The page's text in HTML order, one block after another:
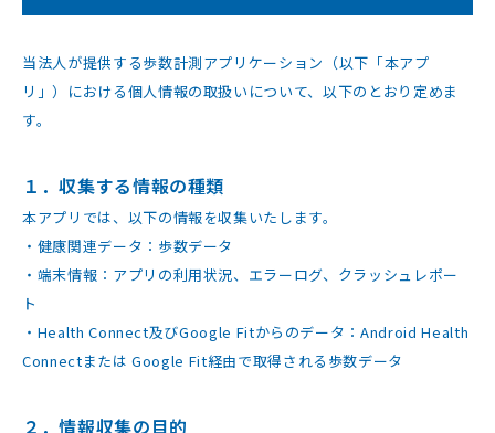
当法人が提供する歩数計測アプリケーション（以下「本アプ
リ」）における個人情報の取扱いについて、以下のとおり定めま
す。
１．収集する情報の種類
本アプリでは、以下の情報を収集いたします。
・健康関連データ：歩数データ
・端末情報：アプリの利用状況、エラーログ、クラッシュレポー
ト
・Health Connect及びGoogle Fitからのデータ：Android Health
Connectまたは Google Fit経由で取得される歩数データ
２．情報収集の目的